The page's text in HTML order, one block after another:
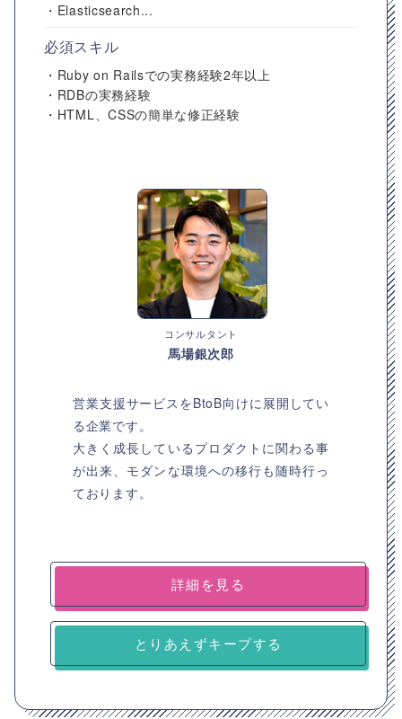
・Elasticsearch...
必須スキル
・Ruby on Railsでの実務経験2年以上
・RDBの実務経験
・HTML、CSSの簡単な修正経験
コンサルタント
馬場銀次郎
営業支援サービスをBtoB向けに展開してい
る企業です。
大きく成長しているプロダクトに関わる事
が出来、モダンな環境への移行も随時行っ
ております。
詳細を見る
とりあえずキープする